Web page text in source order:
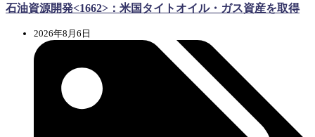
石油資源開発<1662>：米国タイトオイル・ガス資産を取得
2026年8月6日